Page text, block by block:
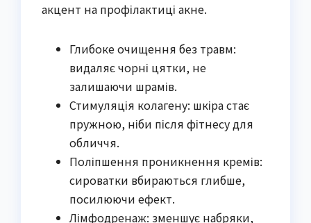
акцент на профілактиці акне.
Глибоке очищення без травм:
видаляє чорні цятки, не
залишаючи шрамів.
Стимуляція колагену: шкіра стає
пружною, ніби після фітнесу для
обличчя.
Поліпшення проникнення кремів:
сироватки вбираються глибше,
посилюючи ефект.
Лімфодренаж: зменшує набряки,